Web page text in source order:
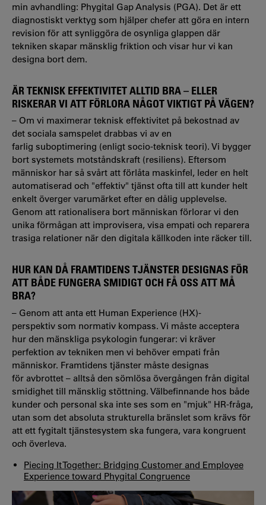
min avhandling: Phygital Gap Analysis (PGA). Det är ett
diagnostiskt verktyg som hjälper chefer att göra en intern
revision för att synliggöra de osynliga glappen där
tekniken skapar mänsklig friktion och visar hur vi kan
designa bort dem.
ÄR TEKNISK EFFEKTIVITET ALLTID BRA – ELLER
RISKERAR VI ATT FÖRLORA NÅGOT VIKTIGT PÅ VÄGEN?
– Om vi maximerar teknisk effektivitet på bekostnad av
det sociala samspelet drabbas vi av en
farlig suboptimering (enligt socio-teknisk teori). Vi bygger
bort systemets motståndskraft (resiliens). Eftersom
människor har så svårt att förlåta maskinfel, leder en helt
automatiserad och "effektiv" tjänst ofta till att kunder helt
enkelt överger varumärket efter en dålig upplevelse.
Genom att rationalisera bort människan förlorar vi den
unika förmågan att improvisera, visa empati och reparera
trasiga relationer när den digitala källkoden inte räcker till.
HUR KAN DÅ FRAMTIDENS TJÄNSTER DESIGNAS FÖR
ATT BÅDE FUNGERA SMIDIGT OCH FÅ OSS ATT MÅ
BRA?
– Genom att anta ett Human Experience (HX)-
perspektiv som normativ kompass. Vi måste acceptera
hur den mänskliga psykologin fungerar: vi kräver
perfektion av tekniken men vi behöver empati från
människor. Framtidens tjänster måste designas
för avbrottet – alltså den sömlösa övergången från digital
smidighet till mänsklig stöttning. Välbefinnande hos både
kunder och personal ska inte ses som en "mjuk" HR-fråga,
utan som det absoluta strukturella bränslet som krävs för
att ett fygitalt tjänstesystem ska fungera, vara kongruent
och överleva.
Piecing It Together: Bridging Customer and Employee
Experience toward Phygital Congruence